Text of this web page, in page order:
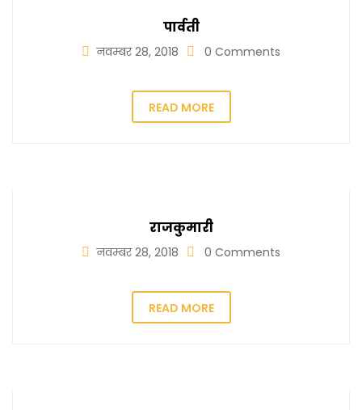
पार्वती
नवम्बर 28, 2018 0 Comments
READ MORE
राजकुमारी
नवम्बर 28, 2018 0 Comments
READ MORE